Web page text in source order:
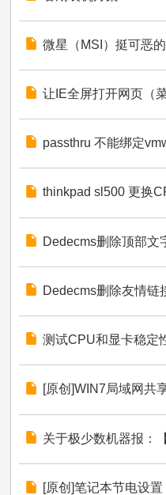
微星（MSI）挺可恶的
让IE全屏打开网页（
passthru 不能绑定
thinkpad sl500 更换
Dedecms删除顶部文
Dedecms删除友情链
测试CPU和显卡稳定
[原创]WIN7局域网共
关于极少数机器报：
[原创]笔记本节电设置